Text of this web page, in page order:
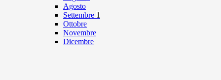
Agosto
Settembre 1
Ottobre
Novembre
Dicembre